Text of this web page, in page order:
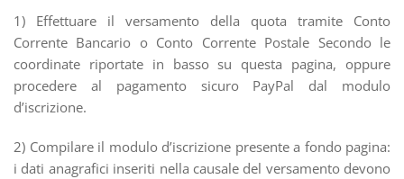
1) Effettuare il versamento della quota tramite Conto
Corrente Bancario o Conto Corrente Postale Secondo le
coordinate riportate in basso su questa pagina, oppure
procedere al pagamento sicuro PayPal dal modulo
d’iscrizione.
2) Compilare il modulo d’iscrizione presente a fondo pagina:
i dati anagrafici inseriti nella causale del versamento devono